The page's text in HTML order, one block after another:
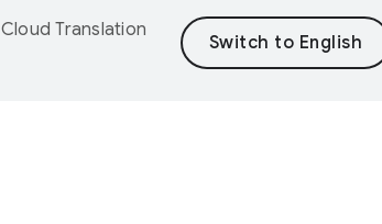
Cloud Translation